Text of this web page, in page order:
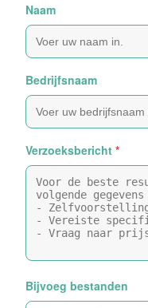
Naam
Bedrijfsnaam
Verzoeksbericht *
Bijvoeg bestanden